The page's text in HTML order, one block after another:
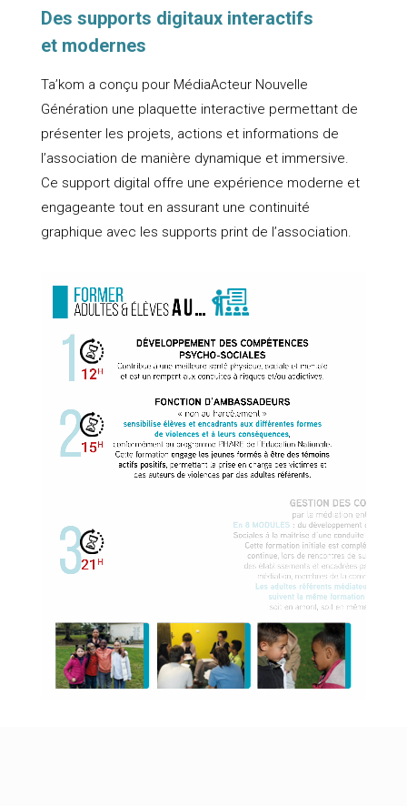
Des supports digitaux interactifs
et modernes
Ta’kom a conçu pour MédiaActeur Nouvelle
Génération une plaquette interactive permettant de
présenter les projets, actions et informations de
l’association de manière dynamique et immersive.
Ce support digital offre une expérience moderne et
engageante tout en assurant une continuité
graphique avec les supports print de l’association.